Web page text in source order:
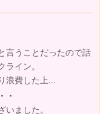
言うことだったので話
イン。
浪費した上...
・
ました。